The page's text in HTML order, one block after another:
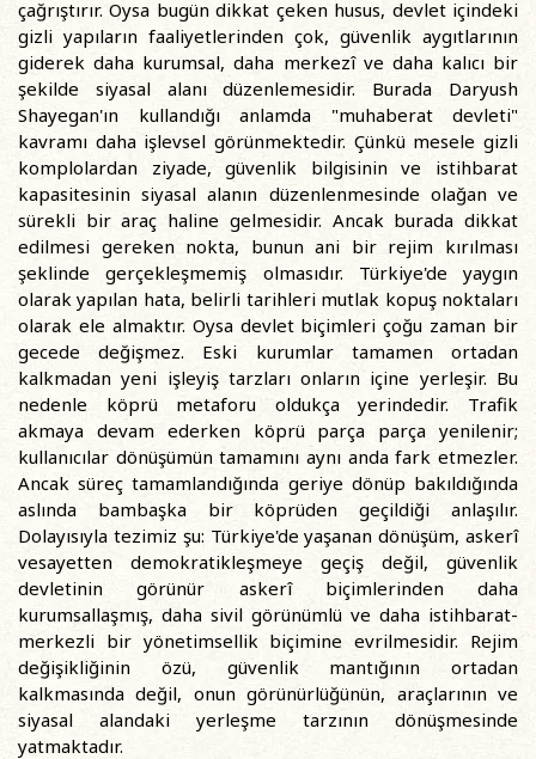
çağrıştırır. Oysa bugün dikkat çeken husus, devlet içindeki
gizli yapıların faaliyetlerinden çok, güvenlik aygıtlarının
giderek daha kurumsal, daha merkezî ve daha kalıcı bir
şekilde siyasal alanı düzenlemesidir. Burada Daryush
Shayegan'ın kullandığı anlamda "muhaberat devleti"
kavramı daha işlevsel görünmektedir. Çünkü mesele gizli
komplolardan ziyade, güvenlik bilgisinin ve istihbarat
kapasitesinin siyasal alanın düzenlenmesinde olağan ve
sürekli bir araç haline gelmesidir. Ancak burada dikkat
edilmesi gereken nokta, bunun ani bir rejim kırılması
şeklinde gerçekleşmemiş olmasıdır. Türkiye'de yaygın
olarak yapılan hata, belirli tarihleri mutlak kopuş noktaları
olarak ele almaktır. Oysa devlet biçimleri çoğu zaman bir
gecede değişmez. Eski kurumlar tamamen ortadan
kalkmadan yeni işleyiş tarzları onların içine yerleşir. Bu
nedenle köprü metaforu oldukça yerindedir. Trafik
akmaya devam ederken köprü parça parça yenilenir;
kullanıcılar dönüşümün tamamını aynı anda fark etmezler.
Ancak süreç tamamlandığında geriye dönüp bakıldığında
aslında bambaşka bir köprüden geçildiği anlaşılır.
Dolayısıyla tezimiz şu: Türkiye'de yaşanan dönüşüm, askerî
vesayetten demokratikleşmeye geçiş değil, güvenlik
devletinin görünür askerî biçimlerinden daha
kurumsallaşmış, daha sivil görünümlü ve daha istihbarat-
merkezli bir yönetimsellik biçimine evrilmesidir. Rejim
değişikliğinin özü, güvenlik mantığının ortadan
kalkmasında değil, onun görünürlüğünün, araçlarının ve
siyasal alandaki yerleşme tarzının dönüşmesinde
yatmaktadır.